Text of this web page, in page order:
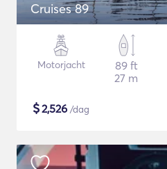
Cruises 89
Motorjacht
89 ft
27 m
$2,526 /dag